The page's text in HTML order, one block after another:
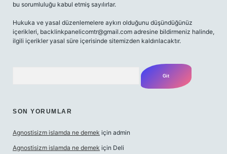
bu sorumluluğu kabul etmiş sayılırlar.
Hukuka ve yasal düzenlemelere aykırı olduğunu düşündüğünüz
içerikleri, backlinkpanelicomtr@gmail.com adresine bildirmeniz halinde,
ilgili içerikler yasal süre içerisinde sitemizden kaldırılacaktır.
SON YORUMLAR
Agnostisizm islamda ne demek için admin
Agnostisizm islamda ne demek için Deli